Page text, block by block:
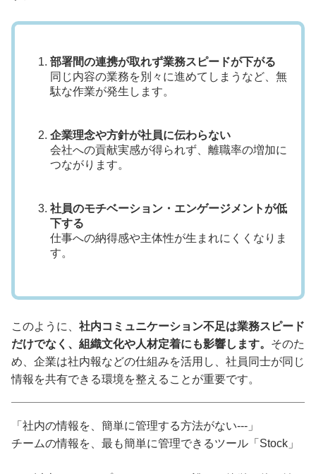
部署間の連携が取れず業務スピードが下がる
同じ内容の業務を別々に進めてしまうなど、無
駄な作業が発生します。
企業理念や方針が社員に伝わらない
会社への貢献実感が得られず、離職率の増加に
つながります。
社員のモチベーション・エンゲージメントが低
下する
仕事への納得感や主体性が生まれにくくなりま
す。
このように、 社内コミュニケーション不足は業務スピード
だけでなく、組織文化や人材定着にも影響します。 そのた
め、企業は社内報などの仕組みを活用し、社員同士が同じ
情報を共有できる環境を整えることが重要です。
「社内の情報を、簡単に管理する方法がない---」
チームの情報を、最も簡単に管理できるツール「Stock」